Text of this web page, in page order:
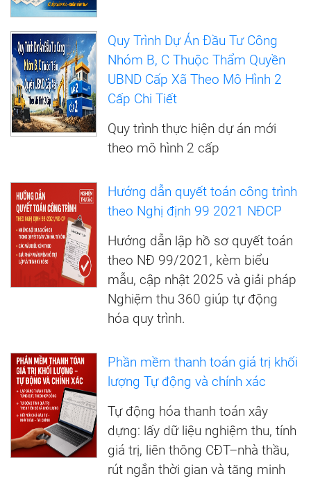
Quy Trình Dự Án Đầu Tư Công
Nhóm B, C Thuộc Thẩm Quyền
UBND Cấp Xã Theo Mô Hình 2
Cấp Chi Tiết
Quy trình thực hiện dự án mới
theo mô hình 2 cấp
Hướng dẫn quyết toán công trình
theo Nghị định 99 2021 NĐCP
Hướng dẫn lập hồ sơ quyết toán
theo NĐ 99/2021, kèm biểu
mẫu, cập nhật 2025 và giải pháp
Nghiệm thu 360 giúp tự động
hóa quy trình.
Phần mềm thanh toán giá trị khối
lượng Tự động và chính xác
Tự động hóa thanh toán xây
dựng: lấy dữ liệu nghiệm thu, tính
giá trị, liên thông CĐT–nhà thầu,
rút ngắn thời gian và tăng minh